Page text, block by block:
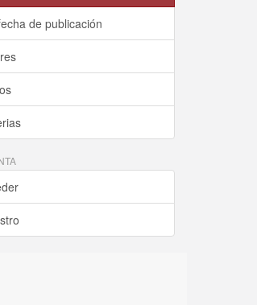
de publicación